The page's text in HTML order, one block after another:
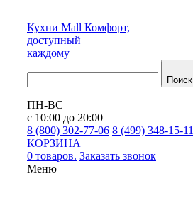
Кухни Mall Комфорт,
доступный
каждому
Поиск
ПН-ВС
с 10:00 до 20:00
8 (800) 302-77-06 8 (499) 348-15-11
КОРЗИНА
0 товаров. Заказать звонок
Меню